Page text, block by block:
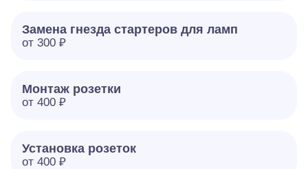
Замена гнезда стартеров для ламп
от 300 ₽
Монтаж розетки
от 400 ₽
Установка розеток
от 400 ₽